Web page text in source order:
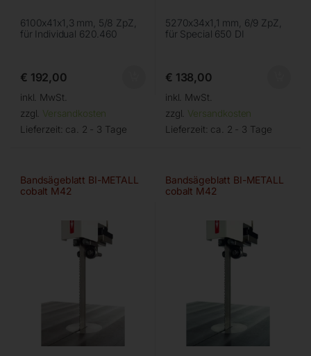
6100x41x1,3 mm, 5/8 ZpZ,
für Individual 620.460
€ 192,00
inkl. MwSt.
zzgl. Versandkosten
Lieferzeit: ca. 2 - 3 Tage
5270x34x1,1 mm, 6/9 ZpZ,
für Special 650 DI
€ 138,00
inkl. MwSt.
zzgl. Versandkosten
Lieferzeit: ca. 2 - 3 Tage
Bandsägeblatt BI-METALL
cobalt M42
Bandsägeblatt BI-METALL
cobalt M42